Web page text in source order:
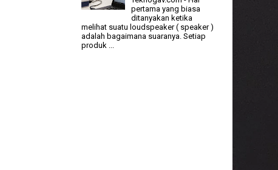
pertama yang biasa
ditanyakan ketika
melihat suatu loudspeaker ( speaker )
adalah bagaimana suaranya. Setiap
produk ...